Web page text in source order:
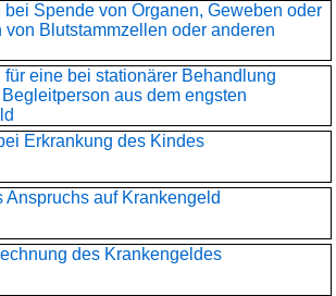
Spende von Organen, Geweben oder
von Blutstammzellen oder anderen
eine bei stationärer Behandlung
aus dem engsten
Erkrankung des Kindes
Anspruchs auf Krankengeld
des Krankengeldes